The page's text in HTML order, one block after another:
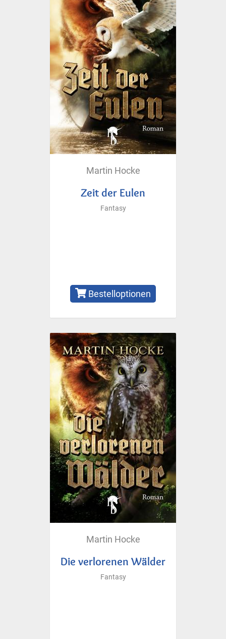
Martin Hocke
Zeit der Eulen
Fantasy
Bestelloptionen
Martin Hocke
Die verlorenen Wälder
Fantasy